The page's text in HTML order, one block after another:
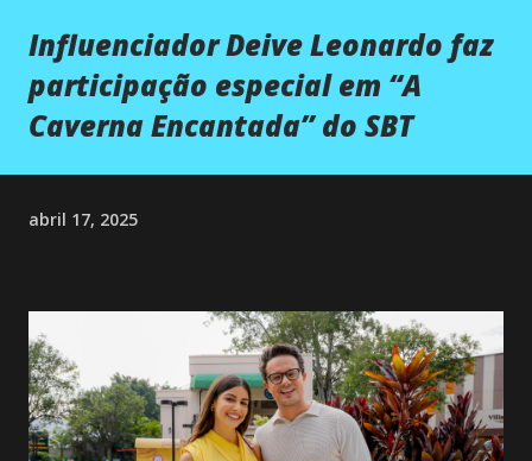
Influenciador Deive Leonardo faz
participação especial em “A
Caverna Encantada” do SBT
abril 17, 2025